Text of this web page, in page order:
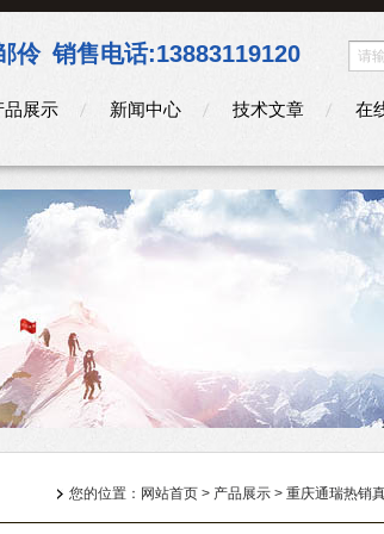
伶 销售电话:13883119120
品展示 新闻中心 技术文章 在
您的位置： 网站首页 > 产品展示 > 重庆通瑞热销